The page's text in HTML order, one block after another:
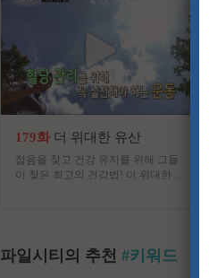
179화 더 위대한 유산
젊음을 찾고 건강 유지를 위해 그들
이 찾은 최고의 건강법! 더 위대한 유
파일시티의 추천 #키워드